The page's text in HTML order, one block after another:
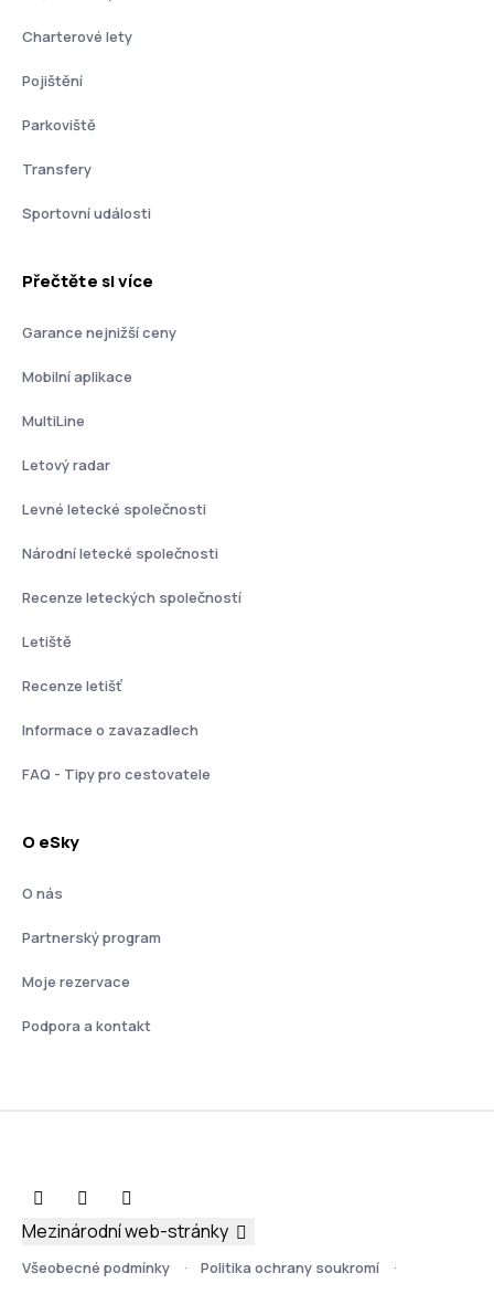
Charterové lety
Pojištění
Parkoviště
Transfery
Sportovní události
Přečtěte si více
Garance nejnižší ceny
Mobilní aplikace
MultiLine
Letový radar
Levné letecké společnosti
Národní letecké společnosti
Recenze leteckých společností
Letiště
Recenze letišť
Informace o zavazadlech
FAQ - Tipy pro cestovatele
O eSky
O nás
Partnerský program
Moje rezervace
Podpora a kontakt
Všeobecné podmínky Politika ochrany soukromí
Mezinárodní web-stránky